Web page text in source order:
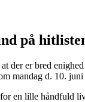
på
der er bred
mandag d. 10.
en lille håndfuld